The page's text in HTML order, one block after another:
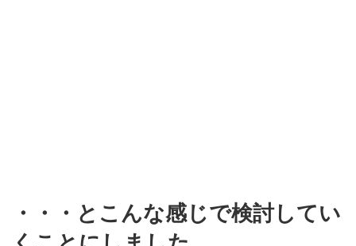
・・・とこんな感じで検討してい